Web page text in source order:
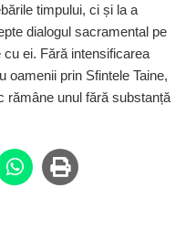
timpului, ci și la a
dialogul sacramental pe
ei. Fără intensificarea
oamenii prin Sfintele Taine,
rămâne unul fără substanță